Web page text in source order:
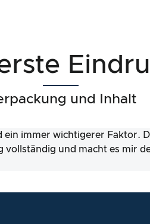
und Inhalt
immer wichtigerer Faktor.
und macht es mir